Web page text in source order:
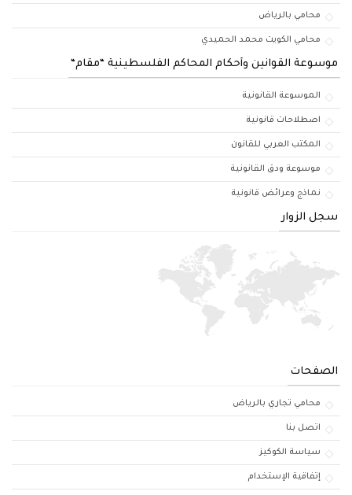
محامي بالرياض
محامي الكويت محمد الحميدي
موسوعة القوانين وأحكام المحاكم الفلسطينية “مقام“
الموسوعة القانونية
اصطلاحات قانونية
المكتب العربي للقانون
موسوعة ودق القانونية
نماذج وعرائض قانونية
سجل الزوار
الصفحات
محامي تجاري بالرياض
اتصل بنا
سياسة الكوكيز
إتفاقية الإستخدام